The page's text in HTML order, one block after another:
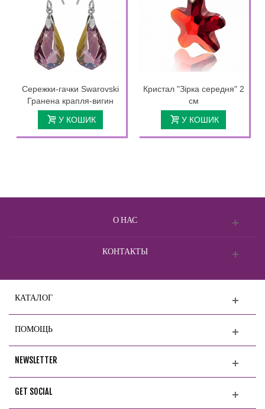
Сережки-гачки Swarovski
Гранена крапля-вигин
У КОШИК
Кристал "Зірка середня" 2
см
У КОШИК
О НАС
КОНТАКТЫ
КАТАЛОГ
ПОМОЩЬ
NEWSLETTER
GET SOCIAL